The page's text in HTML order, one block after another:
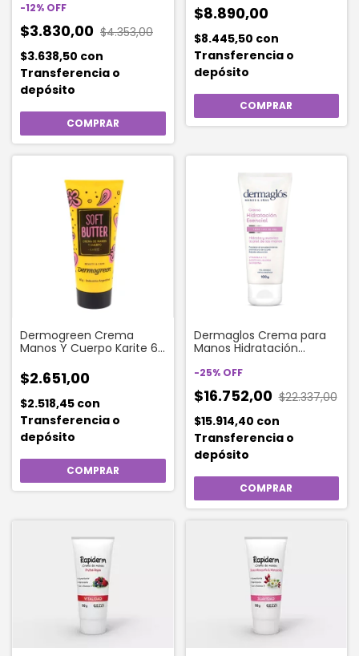
-12% OFF
$3.830,00 $4.353,00
$3.638,50 con
Transferencia o
depósito
$8.890,00
$8.445,50 con
Transferencia o
depósito
Dermogreen Crema
Manos Y Cuerpo Karite 60
$2.651,00
$2.518,45 con
Transferencia o
depósito
Dermaglos Crema para
Manos Hidratación
-25% OFF
$16.752,00 $22.337,00
$15.914,40 con
Transferencia o
depósito